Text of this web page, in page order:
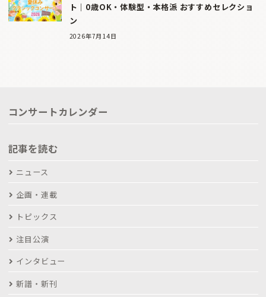
ト｜0歳OK・体験型・本格派 おすすめセレクショ
ン
2026年7月14日
コンサートカレンダー
記事を読む
ニュース
企画・連載
トピックス
注目公演
インタビュー
新譜・新刊